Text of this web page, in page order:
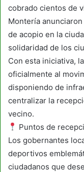
cobrado cientos de
Montería
de acopio en la
solidaridad de los
Con esta iniciativa,
oficialmente al
disponiendo de
centralizar la
vecino.
Puntos de
Los gobernantes
deportivos
ciudadanos que